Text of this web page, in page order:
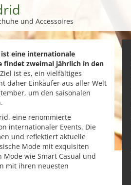
und Accessoires
ist eine internationale
findet zweimal jährlich in den
ist es, ein vielfältiges
daher Einkäufer aus aller Welt
um den saisonalen
eine renommierte
internationaler Events. Die
und reflektiert aktuelle
Mode mit exquisiten
wie Smart Casual und
mit ihren neuesten